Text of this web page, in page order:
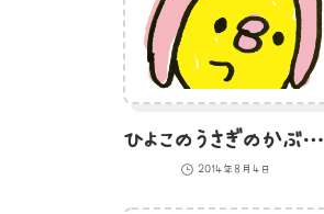
ひよこのうさぎのかぶりもののイラスト
2014年8月4日